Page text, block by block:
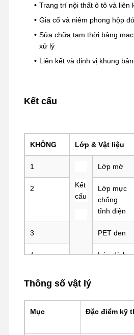
Tham Quan
Kiểm Soát
Băng PET
Băng keo hai mặt
Vải nắp
băng PTFE
Vải PI
Trang trí nội thất ô tô và liên
Gia cố và niêm phong hộp
Sửa chữa tạm thời bảng
xử lý
Liên kết và định vị khung
Kết cấu
KHÔNG Lớp & Vật liệu
1
Kết
cấu
Lớp mờ
2
Lớp mực
chống
tĩnh điện
3 PET đen
4 Lớp dính
hành lưới
Thông số vật lý
Mục Đặc điểm kỹ